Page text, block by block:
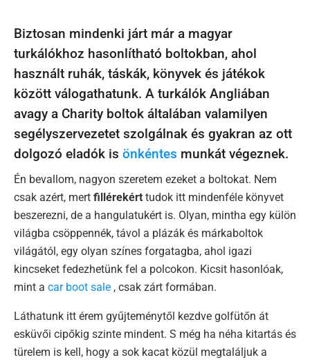
Biztosan mindenki járt már a magyar
turkálókhoz hasonlítható boltokban, ahol
használt ruhák, táskák, könyvek és játékok
között válogathatunk. A turkálók Angliában
avagy a Charity boltok általában valamilyen
segélyszervezetet szolgálnak és gyakran az ott
dolgozó eladók is önkéntes munkát végeznek.
Én bevallom, nagyon szeretem ezeket a boltokat. Nem
csak azért, mert fillérekért tudok itt mindenféle könyvet
beszerezni, de a hangulatukért is. Olyan, mintha egy külön
világba csöppennék, távol a plázák és márkaboltok
világától, egy olyan színes forgatagba, ahol igazi
kincseket fedezhetünk fel a polcokon. Kicsit hasonlóak,
mint a car boot sale , csak zárt formában.
Láthatunk itt érem gyűjteménytől kezdve golfütőn át
esküvői cipőkig szinte mindent. S még ha néha kitartás és
türelem is kell, hogy a sok kacat közül megtaláljuk a